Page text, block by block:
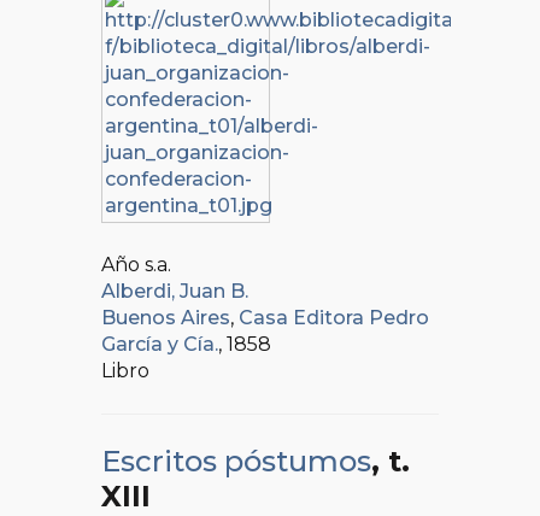
Año s.a.
Alberdi, Juan B.
Buenos Aires, Casa Editora Pedro
García y Cía., 1858
Libro
Escritos póstumos, t.
XIII